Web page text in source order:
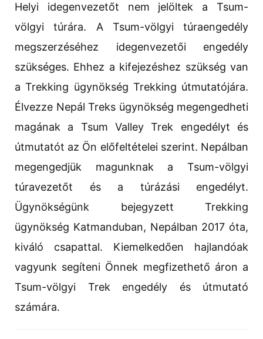
Helyi idegenvezetőt nem jelöltek a Tsum-
völgyi túrára. A Tsum-völgyi túraengedély
megszerzéséhez idegenvezetői engedély
szükséges. Ehhez a kifejezéshez szükség van
a Trekking ügynökség Trekking útmutatójára.
Élvezze Nepál Treks ügynökség megengedheti
magának a Tsum Valley Trek engedélyt és
útmutatót az Ön előfeltételei szerint. Nepálban
megengedjük magunknak a Tsum-völgyi
túravezetőt és a túrázási engedélyt.
Ügynökségünk bejegyzett Trekking
ügynökség Katmanduban, Nepálban 2017 óta,
kiváló csapattal. Kiemelkedően hajlandóak
vagyunk segíteni Önnek megfizethető áron a
Tsum-völgyi Trek engedély és útmutató
számára.